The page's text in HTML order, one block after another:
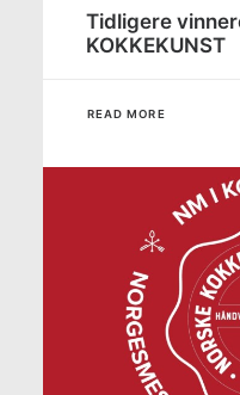
Tidligere
KOKKEKUNST
READ MORE